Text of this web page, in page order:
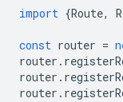
import {Route,
const router =
router .
router .
router .